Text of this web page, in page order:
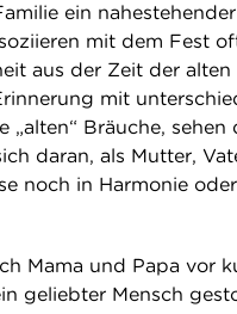
ein
mit dem Fest
aus der Zeit der
mit
„alten“ Bräuche,
daran, als Mutter,
noch in Harmonie
Mama und Papa vor
geliebter Mensch